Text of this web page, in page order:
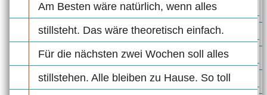
Am Besten wäre natürlich, wenn alles
stillsteht. Das wäre theoretisch einfach.
Für die nächsten zwei Wochen soll alles
stillstehen. Alle bleiben zu Hause. So toll